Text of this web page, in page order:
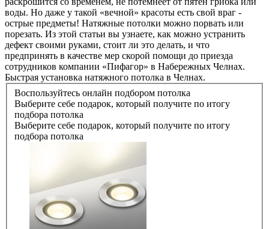
воды. Но даже у такой «вечной» красоты есть свой враг -
острые предметы! Натяжные потолки можно порвать или
порезать. Из этой статьи вы узнаете, как можно устранить
дефект своими руками, стоит ли это делать, и что
предпринять в качестве мер скорой помощи до приезда
сотрудников компании «Пифагор» в Набережных Челнах.
Быстрая установка натяжного потолка в Челнах.
Воспользуйтесь онлайн подбором потолка
Выберите себе подарок, который получите по итогу
подбора потолка
Выберите себе подарок, который получите по итогу
подбора потолка